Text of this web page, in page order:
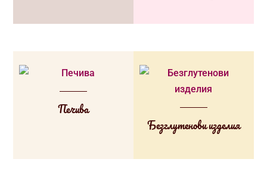
Печива
Безглутенови изделия